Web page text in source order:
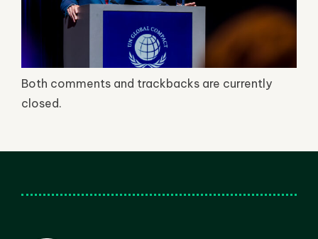
Both comments and trackbacks are currently
closed.